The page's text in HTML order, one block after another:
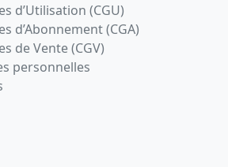
d’Utilisation (CGU)
d’Abonnement (CGA)
de Vente (CGV)
personnelles